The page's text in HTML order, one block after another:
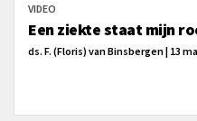
VIDEO
Een ziekte staat mijn
ds. F. (Floris) van Binsbergen | 13